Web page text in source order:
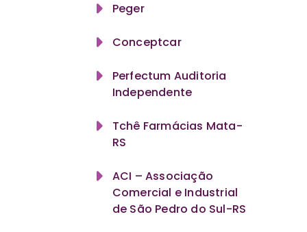
Peger
Conceptcar
Perfectum Auditoria
Independente
Tchê Farmácias Mata-
RS
ACI – Associação
Comercial e Industrial
de São Pedro do Sul-RS